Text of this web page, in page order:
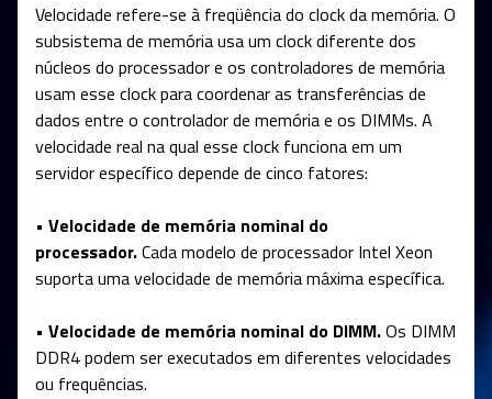
Velocidade refere-se à freqüência do clock da memória. O
subsistema de memória usa um clock diferente dos
núcleos do processador e os controladores de memória
usam esse clock para coordenar as transferências de
dados entre o controlador de memória e os DIMMs. A
velocidade real na qual esse clock funciona em um
servidor específico depende de cinco fatores:
• Velocidade de memória nominal do
processador.Cada modelo de processador Intel Xeon
suporta uma velocidade de memória máxima específica.
• Velocidade de memória nominal do DIMM.Os DIMM
DDR4 podem ser executados em diferentes velocidades
ou frequências.